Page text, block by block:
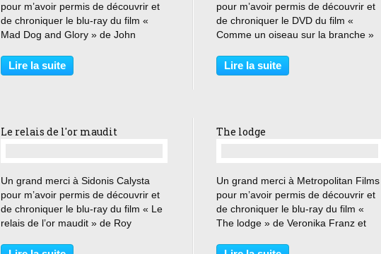
pour m’avoir permis de découvrir et
de chroniquer le blu-ray du film «
Mad Dog and Glory » de John
lui de vous remercier de lui avoir
sauvé la vie » Wayne, surnommé
Lire la suite
pour m’avoir permis de découvrir et
de chroniquer le DVD du film «
Comme un oiseau sur la branche »
quand tu disais vouloir faire l’amour
dans des endroits insolites ? Que
Lire la suite
Le relais de l'or maudit
Un grand merci à Sidonis Calysta
pour m’avoir permis de découvrir et
de chroniquer le blu-ray du film « Le
relais de l’or maudit » de Roy
que je viens de tuer un homme ?
The lodge
Un grand merci à Metropolitan Films
pour m’avoir permis de découvrir et
de chroniquer le blu-ray du film «
The lodge » de Veronika Franz et
pas aller au paradis... C’est de sa